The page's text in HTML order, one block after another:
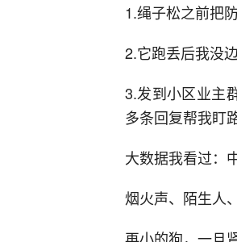
1.绳子松之前把
2.它跑丢后我没
3.发到小区业主
多条回复帮我盯
大数据我看过：
烟火声、陌生人